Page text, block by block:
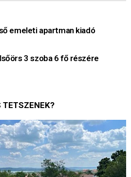
emeleti apartman kiadó
3 szoba 6 fő részére
TETSZENEK?